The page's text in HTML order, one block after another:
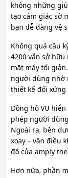
không những
tạo cảm giác sờ
bạn dễ dàng vệ
Không quá cầu
4200 vẫn sở
mặt máy tối
người dùng nhờ
thiết kế đối
Đồng hồ VU
phép người
Ngoài ra, bên
xoay – vặn điều
độ của amply
Hơn nữa, phần